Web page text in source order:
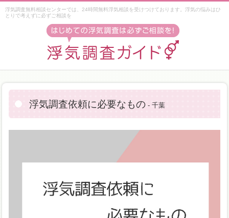
浮気調査依頼に必要なもの - 千葉
浮気調査無料相談センターでは、24時間無料浮気相談を受けつけております。浮気の悩みはひ
とりで考えずに必ずご相談を